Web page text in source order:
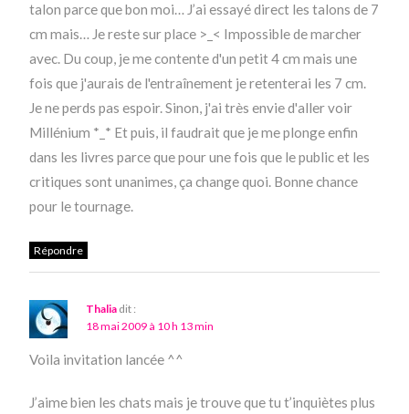
talon parce que bon moi… J’ai essayé direct les talons de 7
cm mais… Je reste sur place >_< Impossible de marcher
avec. Du coup, je me contente d'un petit 4 cm mais une
fois que j'aurais de l'entraînement je retenterai les 7 cm.
Je ne perds pas espoir. Sinon, j'ai très envie d'aller voir
Millénium *_* Et puis, il faudrait que je me plonge enfin
dans les livres parce que pour une fois que le public et les
critiques sont unanimes, ça change quoi. Bonne chance
pour le tournage.
Répondre
Thalia dit :
18 mai 2009 à 10 h 13 min
Voila invitation lancée ^^
J’aime bien les chats mais je trouve que tu t’inquiètes plus